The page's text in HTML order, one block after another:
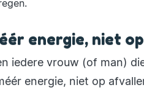
energie, niet
iedere vrouw (of man)
energie, niet op